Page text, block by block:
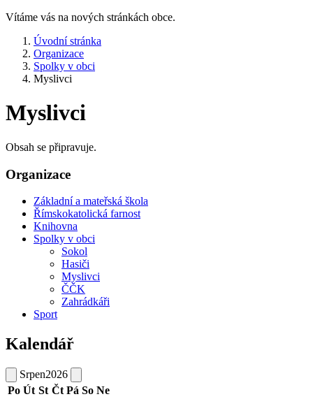
Vítáme vás na nových stránkách obce.
Úvodní stránka
Organizace
Spolky v obci
Myslivci
Myslivci
Obsah se připravuje.
Organizace
Základní a mateřská škola
Římskokatolická farnost
Knihovna
Spolky v obci
Sokol
Hasiči
Myslivci
ČČK
Zahrádkáři
Sport
Kalendář
Srpen2026
Po Út St Čt Pá So Ne